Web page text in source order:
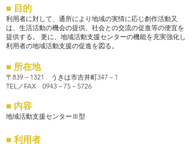
■ 目的
利用者に対して、通所により地域の実情に応じ創作活動又
は、生活活動の機会の提供、社会との交流の促進等の便宜を
提供する。 更に、地域活動支援センターの機能を充実強化し
利用者の地域活動支援の促進を図る。
■ 所在地
〒839－1321 うきは市吉井町347－1
TEL／FAX 0943－75－5726
■ 内容
地域活動支援センターⅢ型
■ 利用者